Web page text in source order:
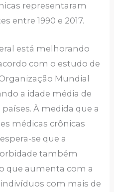
representaram
entre 1990 e 2017.
está melhorando
com o estudo de
Mundial
a idade média de
À medida que a
médicas crônicas
se que a
também
que aumenta com a
indivíduos com mais de